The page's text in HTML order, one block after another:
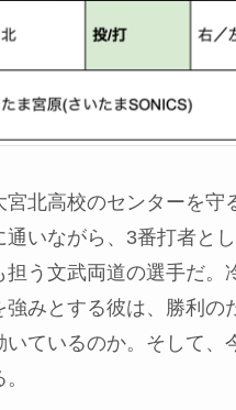
宮北高校のセンターを守
通いながら、3番打者と
う文武両道の選手だ。
強みとする彼は、勝利の
いているのか。そして、